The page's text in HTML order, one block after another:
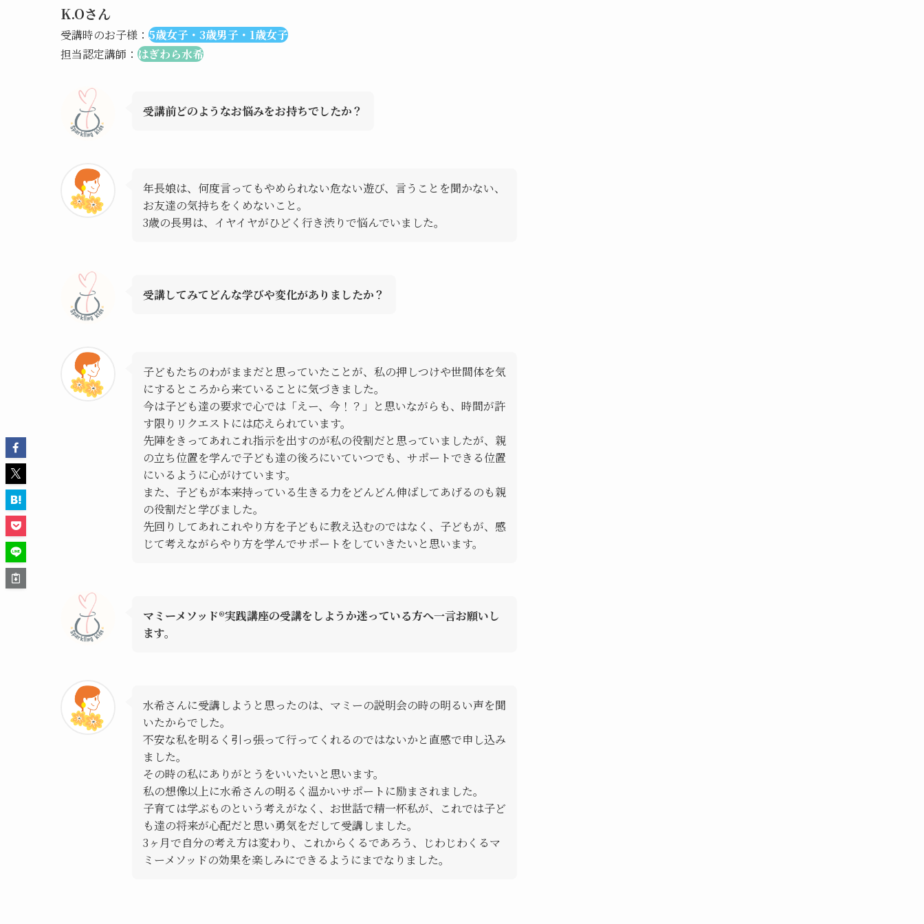
K.Oさん
受講時のお子様： 5歳女子・3歳男子・1歳女子
担当認定講師： はぎわら水希
受講前どのようなお悩みをお持ちでしたか？
年長娘は、何度言ってもやめられない危ない遊び、言うことを聞かない、
お友達の気持ちをくめないこと。
3歳の長男は、イヤイヤがひどく行き渋りで悩んでいました。
受講してみてどんな学びや変化がありましたか？
子どもたちのわがままだと思っていたことが、私の押しつけや世間体を気
にするところから来ていることに気づきました。
今は子ども達の要求で心では「えー、今！？」と思いながらも、時間が許
す限りリクエストには応えられています。
先陣をきってあれこれ指示を出すのが私の役割だと思っていましたが、親
の立ち位置を学んで子ども達の後ろにいていつでも、サポートできる位置
にいるように心がけています。
また、子どもが本来持っている生きる力をどんどん伸ばしてあげるのも親
の役割だと学びました。
先回りしてあれこれやり方を子どもに教え込むのではなく、子どもが、感
じて考えながらやり方を学んでサポートをしていきたいと思います。
マミーメソッド®︎実践講座の受講をしようか迷っている方へ一言お願いし
ます。
水希さんに受講しようと思ったのは、マミーの説明会の時の明るい声を聞
いたからでした。
不安な私を明るく引っ張って行ってくれるのではないかと直感で申し込み
ました。
その時の私にありがとうをいいたいと思います。
私の想像以上に水希さんの明るく温かいサポートに励まされました。
子育ては学ぶものという考えがなく、お世話で精一杯私が、これでは子ど
も達の将来が心配だと思い勇気をだして受講しました。
3ヶ月で自分の考え方は変わり、これからくるであろう、じわじわくるマ
ミーメソッドの効果を楽しみにできるようにまでなりました。